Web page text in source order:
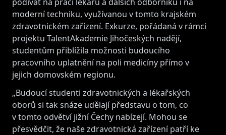
moderní techniku, využívanou v tomto krajském
zdravotnickém zařízení. Exkurze, pořádaná v rámci
projektu TalentAkademie Jihočeských nadějí,
studentům přiblížila možnosti budoucího
pracovního uplatnění na poli medicíny přímo v
jejich domovském regionu.
„Budoucí studenti zdravotnických a lékařských
oborů si tak snáze udělají představu o tom, co
v tomto odvětví jižní Čechy nabízejí. Mohou se
přesvědčit, že naše zdravotnická zařízení patří ke